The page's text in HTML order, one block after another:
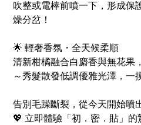
吹整或電棒前噴一下，形成保
燥分岔！
🌟 輕奢香氛・全天候柔順
清新柑橘融合白麝香與無花果
～秀髮散發低調優雅光澤，一
告別毛躁斷裂，從今天開始噴
💖 立即體驗「初．密．貼」的